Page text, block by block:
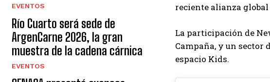
EVENTOS
Río Cuarto será sede de
ArgenCarne 2026, la gran
muestra de la cadena cárnica
EVENTOS
reciente alianza
La participación de
Campaña, y un sector
espacio Kids.